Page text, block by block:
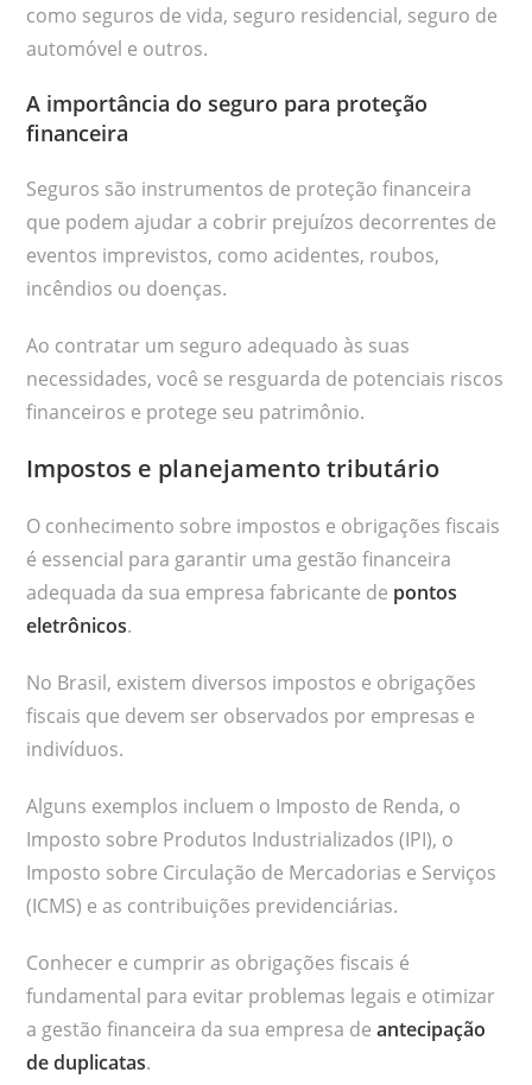
como seguros de vida, seguro residencial, seguro de
automóvel e outros.
A importância do seguro para proteção
financeira
Seguros são instrumentos de proteção financeira
que podem ajudar a cobrir prejuízos decorrentes de
eventos imprevistos, como acidentes, roubos,
incêndios ou doenças.
Ao contratar um seguro adequado às suas
necessidades, você se resguarda de potenciais riscos
financeiros e protege seu patrimônio.
Impostos e planejamento tributário
O conhecimento sobre impostos e obrigações fiscais
é essencial para garantir uma gestão financeira
adequada da sua empresa fabricante de pontos
eletrônicos.
No Brasil, existem diversos impostos e obrigações
fiscais que devem ser observados por empresas e
indivíduos.
Alguns exemplos incluem o Imposto de Renda, o
Imposto sobre Produtos Industrializados (IPI), o
Imposto sobre Circulação de Mercadorias e Serviços
(ICMS) e as contribuições previdenciárias.
Conhecer e cumprir as obrigações fiscais é
fundamental para evitar problemas legais e otimizar
a gestão financeira da sua empresa deantecipação
de duplicatas.